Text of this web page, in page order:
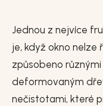
Jednou z nejvíce
je, když okno
způsobeno
deformovaným
nečistotami, které